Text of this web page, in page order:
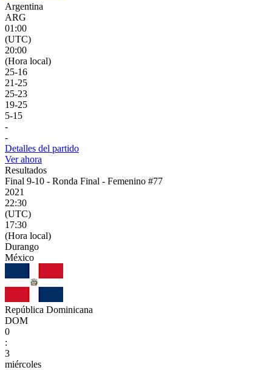
Argentina
ARG
01:00
(UTC)
20:00
(Hora local)
25-16
21-25
25-23
19-25
5-15
-
-
Detalles del partido
Ver ahora
Resultados
Final 9-10 - Ronda Final - Femenino #77
2021
22:30
(UTC)
17:30
(Hora local)
Durango
México
República Dominicana
DOM
0
:
3
miércoles